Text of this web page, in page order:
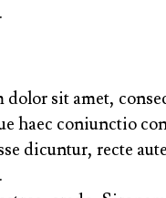
dolor sit amet,
haec coniunctio
dicuntur, recte